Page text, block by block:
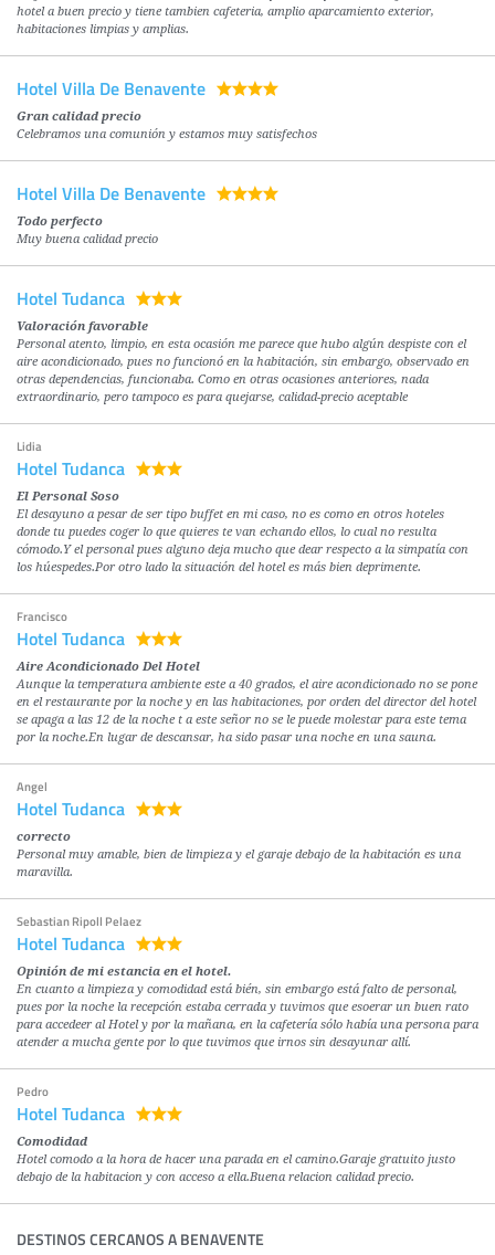
hotel a buen precio y tiene tambien cafeteria, amplio aparcamiento exterior,
habitaciones limpias y amplias.
Hotel Villa De Benavente
Gran calidad precio
Celebramos una comunión y estamos muy satisfechos
Hotel Villa De Benavente
Todo perfecto
Muy buena calidad precio
Hotel Tudanca
Valoración favorable
Personal atento, limpio, en esta ocasión me parece que hubo algún despiste con el
aire acondicionado, pues no funcionó en la habitación, sin embargo, observado en
otras dependencias, funcionaba. Como en otras ocasiones anteriores, nada
extraordinario, pero tampoco es para quejarse, calidad-precio aceptable
Lidia
Hotel Tudanca
El Personal Soso
El desayuno a pesar de ser tipo buffet en mi caso, no es como en otros hoteles
donde tu puedes coger lo que quieres te van echando ellos, lo cual no resulta
cómodo.Y el personal pues alguno deja mucho que dear respecto a la simpatía con
los húespedes.Por otro lado la situación del hotel es más bien deprimente.
Francisco
Hotel Tudanca
Aire Acondicionado Del Hotel
Aunque la temperatura ambiente este a 40 grados, el aire acondicionado no se pone
en el restaurante por la noche y en las habitaciones, por orden del director del hotel
se apaga a las 12 de la noche t a este señor no se le puede molestar para este tema
por la noche.En lugar de descansar, ha sido pasar una noche en una sauna.
Angel
Hotel Tudanca
correcto
Personal muy amable, bien de limpieza y el garaje debajo de la habitación es una
maravilla.
Sebastian Ripoll Pelaez
Hotel Tudanca
Opinión de mi estancia en el hotel.
En cuanto a limpieza y comodidad está bién, sin embargo está falto de personal,
pues por la noche la recepción estaba cerrada y tuvimos que esoerar un buen rato
para accedeer al Hotel y por la mañana, en la cafetería sólo había una persona para
atender a mucha gente por lo que tuvimos que irnos sin desayunar allí.
Pedro
Hotel Tudanca
Comodidad
Hotel comodo a la hora de hacer una parada en el camino.Garaje gratuito justo
debajo de la habitacion y con acceso a ella.Buena relacion calidad precio.
DESTINOS CERCANOS A BENAVENTE